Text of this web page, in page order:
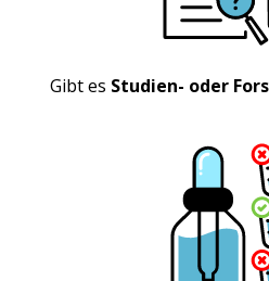
Gibt es Studien- oder